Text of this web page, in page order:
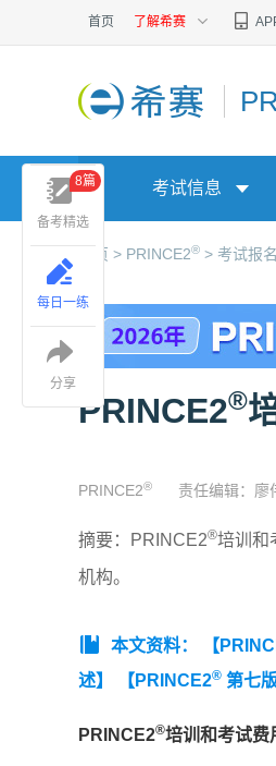
首页 了解希赛
考试信息
首页 > PRINCE2® > 考试报
PRINCE2®
PRINCE2® 责任编辑：廖
摘要：PRINCE2®培训和
机构。
本文资料： 【
述】
【PRINCE2® 第七
PRINCE2®培训和考试费
备考精选
8篇
每日一练
分享